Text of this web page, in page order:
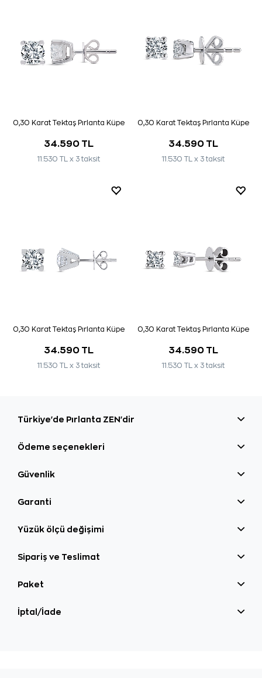
0,30 Karat Tektaş Pırlanta Küpe
34.590 TL
11.530 TL x 3 taksit
0,30 Karat Tektaş Pırlanta Küpe
34.590 TL
11.530 TL x 3 taksit
0,30 Karat Tektaş Pırlanta Küpe
34.590 TL
11.530 TL x 3 taksit
0,30 Karat Tektaş Pırlanta Küpe
34.590 TL
11.530 TL x 3 taksit
Türkiye'de Pırlanta ZEN'dir
Ödeme seçenekleri
Güvenlik
Garanti
Yüzük ölçü değişimi
Sipariş ve Teslimat
Paket
İptal/İade